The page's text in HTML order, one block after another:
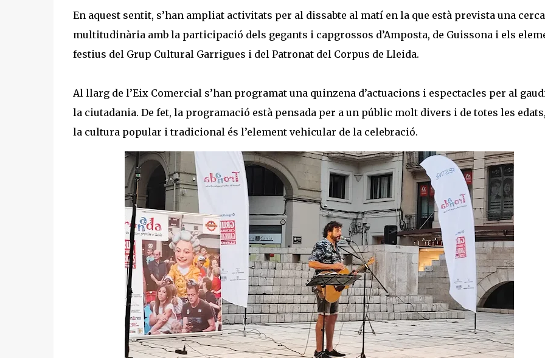
En aquest sentit, s’han ampliat activitats per al dissabte al matí en la que està prevista una
multitudinària amb la participació dels gegants i capgrossos d’Amposta, de Guissona i els
festius del Grup Cultural Garrigues i del Patronat del Corpus de Lleida.
Al llarg de l’Eix Comercial s’han programat una quinzena d’actuacions i espectacles per al
la ciutadania. De fet, la programació està pensada per a un públic molt divers i de totes les
la cultura popular i tradicional és l’element vehicular de la celebració.